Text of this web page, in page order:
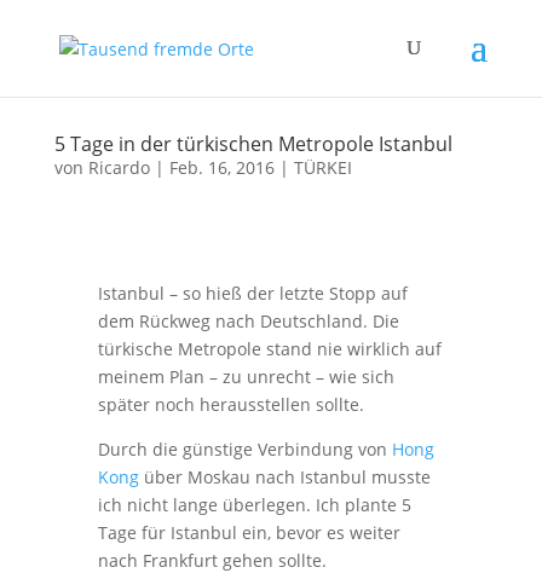
5 Tage in der türkischen Metropole Istanbul
von Ricardo| Feb. 16, 2016| TÜRKEI
Istanbul – so hieß der letzte Stopp auf
dem Rückweg nach Deutschland. Die
türkische Metropole stand nie wirklich auf
meinem Plan – zu unrecht – wie sich
später noch herausstellen sollte.
Durch die günstige Verbindung von Hong
Kongüber Moskau nach Istanbul musste
ich nicht lange überlegen. Ich plante 5
Tage für Istanbul ein, bevor es weiter
nach Frankfurt gehen sollte.